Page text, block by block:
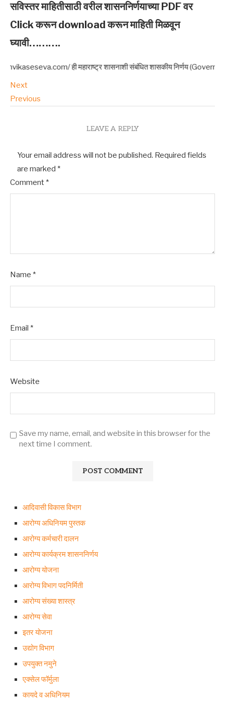
सविस्तर माहितीसाठी वरील शासननिर्णयाच्या PDF वर
Click करून download करून माहिती मिळवून
घ्यावी……….
ही महाराष्ट्र शासनाशी संबंधित शासकीय निर्णय (Government
Next
Previous
LEAVE A REPLY
Your email address will not be published. Required fields
are marked *
Comment *
Name *
Email *
Website
Save my name, email, and website in this browser for the
next time I comment.
आदिवासी विकास विभाग
आरोग्य अधिनियम पुस्तक
आरोग्य कर्मचारी दालन
आरोग्य कार्यक्रम शासननिर्णय
आरोग्य योजना
आरोग्य विभाग पदनिर्मिती
आरोग्य संख्या शास्त्र
आरोग्य सेवा
इतर योजना
उद्योग विभाग
उपयुक्त नमुने
एक्सेल फॉर्मुला
कायदे व अधिनियम